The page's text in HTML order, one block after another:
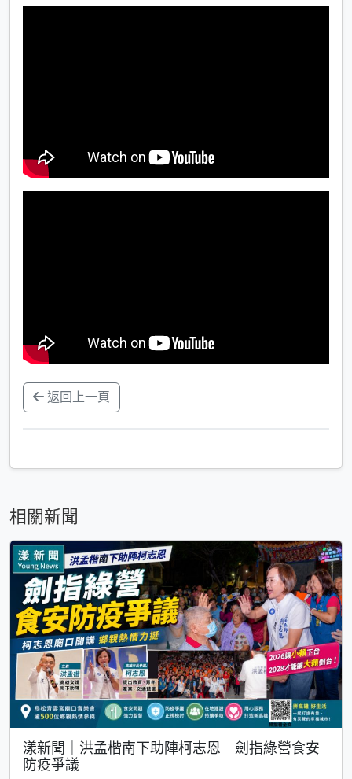
返回上一頁
相關新聞
漾新聞｜洪孟楷南下助陣柯志恩 劍指綠營食安
防疫爭議